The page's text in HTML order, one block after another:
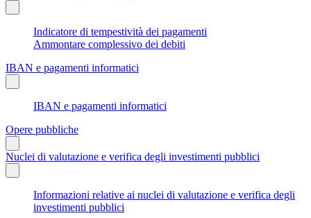
Indicatore di tempestività dei pagamenti
Ammontare complessivo dei debiti
IBAN e pagamenti informatici
IBAN e pagamenti informatici
Opere pubbliche
Nuclei di valutazione e verifica degli investimenti pubblici
Informazioni relative ai nuclei di valutazione e verifica degli
investimenti pubblici